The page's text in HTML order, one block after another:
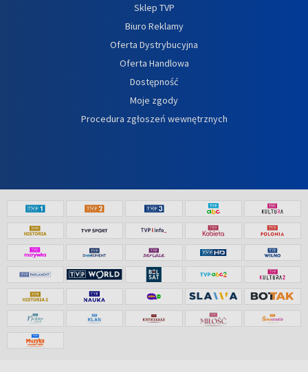
Sklep TVP
Biuro Reklamy
Oferta Dystrybucyjna
Oferta Handlowa
Dostępność
Moje zgody
Procedura zgłoszeń wewnętrznych